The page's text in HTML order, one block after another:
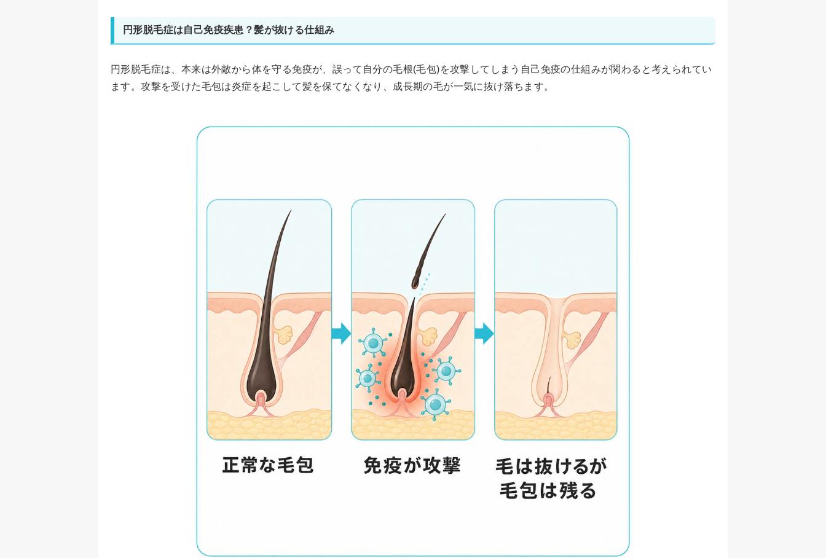
円形脱毛症は自己免疫疾患？髪が抜ける仕組み
円形脱毛症は、本来は外敵から体を守る免疫が、誤って自分の毛根(毛包)を攻撃してしまう自己免疫の仕組みが関わると考えられてい
ます。攻撃を受けた毛包は炎症を起こして髪を保てなくなり、成長期の毛が一気に抜け落ちます。